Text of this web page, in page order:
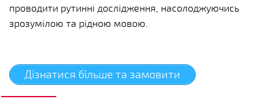
проводити рутинні дослідження, насолоджуючись
зрозумілою та рідною мовою.
Дізнатися більше та замовити